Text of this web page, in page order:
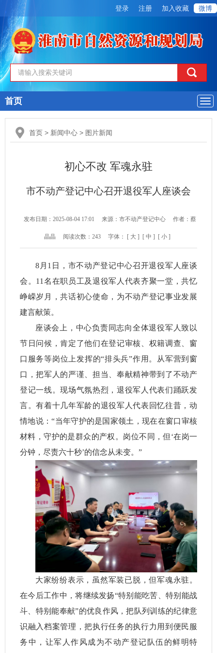
登录 注册 加入收藏 微博
导
航
首页
首页 > 新闻中心 > 图片新闻
初心不改 军魂永驻
市不动产登记中心召开退役军人座谈会
发布日期：2025-08-04 17:01 来源：市不动产登记中心 作者：蔡
晶晶 阅读次数： 243 字体： [ 大 ] [ 中 ] [ 小 ]
8月1日，市不动产登记中心召开退役军人座谈
会。11名在职员工及退役军人代表齐聚一堂，共忆
峥嵘岁月，共话初心使命，为不动产登记事业发展
建言献策。
座谈会上，中心负责同志向全体退役军人致以
节日问候，肯定了他们在登记审核、权籍调查、窗
口服务等岗位上发挥的“排头兵”作用。从军营到窗
口，把军人的严谨、担当、奉献精神带到了不动产
登记一线。现场气氛热烈，退役军人代表们踊跃发
言。有着十几年军龄的退役军人代表回忆往昔，动
情地说：“当年守护的是国家领土，现在在窗口审核
材料，守护的是群众的产权。岗位不同，但‘在岗一
分钟，尽责六十秒’的信念从未变。”
大家纷纷表示，虽然军装已脱，但军魂永驻。
在今后工作中，将继续发扬“特别能吃苦、特别能战
斗、特别能奉献”的优良作风，把队列训练的纪律意
识融入档案管理，把执行任务的执行力用到便民服
务中，让军人作风成为不动产登记队伍的鲜明特